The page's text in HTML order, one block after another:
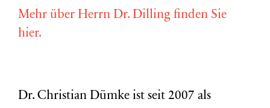
Mehr über Herrn Dr. Dilling finden Sie
hier.
Dr. Christian Dümke ist seit 2007 als